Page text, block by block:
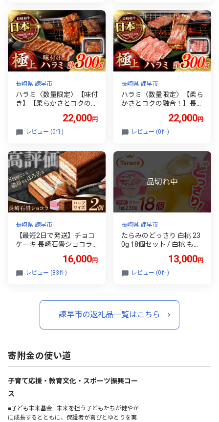
モン / 諫早市 / 山野果樹園
[AHCF004]
長崎県 諫早市
ハラミ〈数量限定〉【味付
き】【柔らかさとコクの融
合！】長崎和牛 A5 ハラミ
300g / 国産 牛肉 和牛 焼肉
はらみ ハラミ / 諫早市 / 野
22,000円
レビュー (0件)
長崎県 諫早市
ハラミ〈数量限定〉【柔ら
かさとコクの融合！】長崎
和牛 A5 ハラミ 300g / 国
産 牛肉 和牛 焼肉 はらみ /
諫早市 / 野中精肉店 [AHC
22,000円
レビュー (0件)
長崎県 諫早市
【最短2日で発送】チョコ
ケーキ 長崎石畳ショコラ
ハーフサイズ 2個 / ショコ
ラ しょこら チョコレート
ちょこれーと チョコ ちょ
ップ/ 諫早市 / ネオクラシ
ッククローバー [AHBS03
16,000円
レビュー (83件)
長崎県 諫早市
たらみのどっさり 白桃 23
0g 18個セット / 白桃 もも
モモ ゼリー ぜりー フルー
ツゼリー 果実ゼリー 果物
フルーツ ふるーつ くだも
13,000円
レビュー (0件)
諫早市の返礼品一覧はこちら
寄附金の使い道
子育て応援・教育文化・スポーツ振興コー
ス
■子ども未来基金…未来を担う子どもたちが健やか
に成長するとともに、保護者が喜びとゆとりを実